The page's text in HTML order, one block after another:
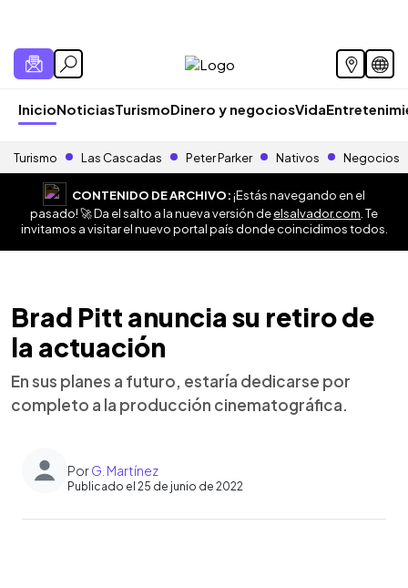
InicioNoticiasTurismoDinero y negociosVida
Turismo Las Cascadas Peter Parker Nativos Negocios
CONTENIDO DE ARCHIVO:¡Estás navegando en el
pasado! 🚀 Da el salto a la nueva versión deelsalvador.com . Te
invitamos a visitar el nuevo portal país donde coincidimos todos.
Brad Pitt anuncia su retiro de
la actuación
En sus planes a futuro, estaría dedicarse por
completo a la producción cinematográfica.
PorG. Martínez
Publicado el 25 de junio de 2022